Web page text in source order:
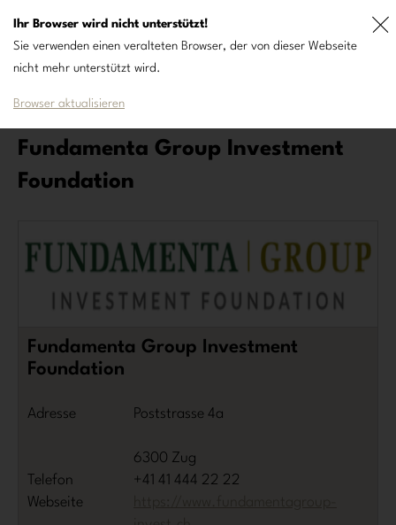
DEFR
Fundamenta Group Investment
Foundation
Fundamenta Group Investment
Foundation
Adresse Poststrasse 4a
6300 Zug
Telefon
+41 41 444 22 22
Webseite
Ihr Browser wird nicht unterstützt!
Sie verwenden einen veralteten Browser, der von dieser Webseite
nicht mehr unterstützt wird.
Browser aktualisieren